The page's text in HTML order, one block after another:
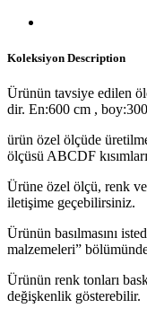
Koleksiyon Description
Ürünün tavsiye edilen
dir. En:600 cm ,
ürün özel ölçüde
ölçüsü ABCDF
Ürüne özel ölçü, renk
iletişime geçebilirsiniz.
Ürünün basılmasını
malzemeleri”
Ürünün renk tonları
değişkenlik gösterebilir.